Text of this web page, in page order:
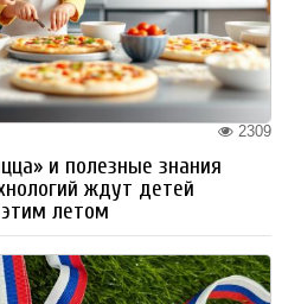
2309
и полезные знания
ждут детей
летом